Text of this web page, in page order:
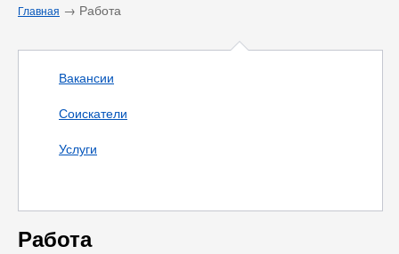
Главная → Работа
Вакансии
Соискатели
Услуги
Работа